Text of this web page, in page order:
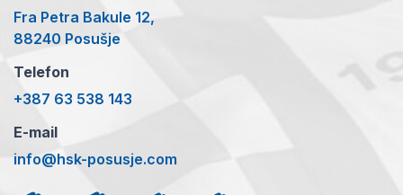
Fra Petra Bakule 12,
88240 Posušje
Telefon
+387 63 538 143
E-mail
info@hsk-posusje.com